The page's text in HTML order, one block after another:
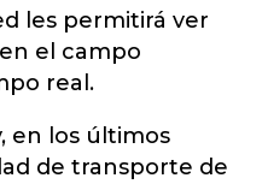
les permitirá ver
el campo
real.
en los últimos
de transporte de